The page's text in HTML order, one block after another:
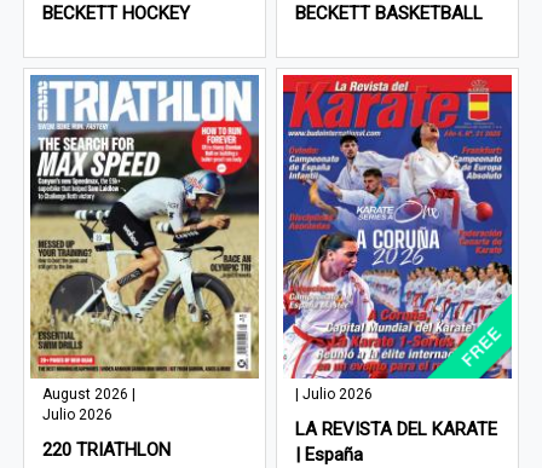
BECKETT HOCKEY BECKETT BASKETBALL
August 2026 |
Julio 2026
220 TRIATHLON
| Julio 2026
LA REVISTA DEL KARATE
| España